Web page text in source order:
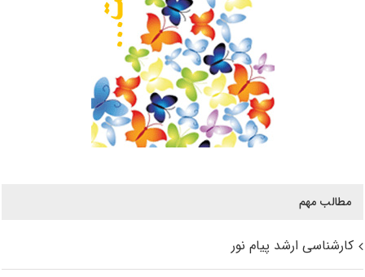
مطالب مهم
کارشناسی ارشد پیام نور